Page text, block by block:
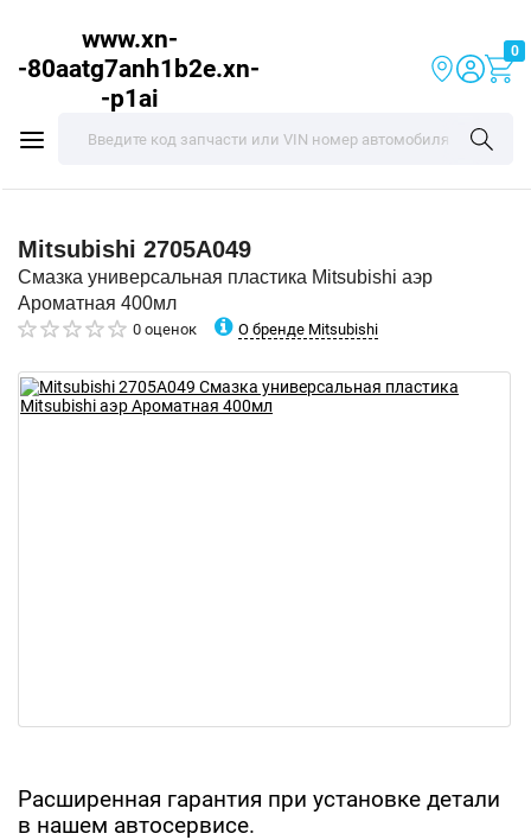
www.xn-
-80aatg7anh1b2e.xn-
-p1ai
0
Mitsubishi 2705A049
Смазка универсальная пластика Mitsubishi аэр
Ароматная 400мл
0 оценок О бренде Mitsubishi
Расширенная гарантия при установке детали
в нашем автосервисе.